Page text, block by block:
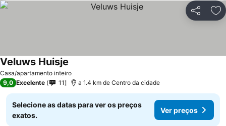
Partilhar
Casa/apartamento inteiro
Veluws Huisje
9,0 Excelente 11 a 1.4 km de Centro da cidade
Selecione as datas para ver os preços
exatos.
Ver preços